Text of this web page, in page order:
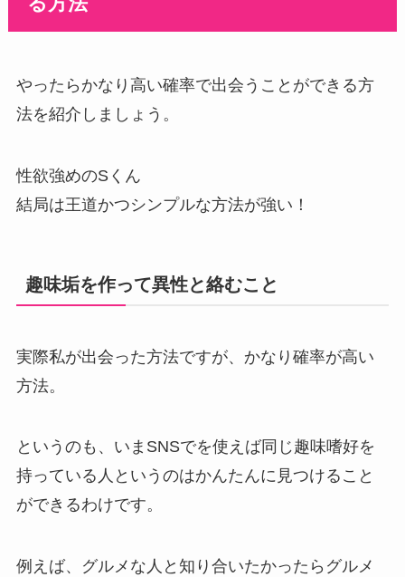
やったらかなり高い確率で出会うことができる方
法を紹介しましょう。
性欲強めのSくん
結局は王道かつシンプルな方法が強い！
趣味垢を作って異性と絡むこと
実際私が出会った方法ですが、かなり確率が高い
方法。
というのも、いまSNSでを使えば同じ趣味嗜好を
持っている人というのはかんたんに見つけること
ができるわけです。
例えば、グルメな人と知り合いたかったらグルメ